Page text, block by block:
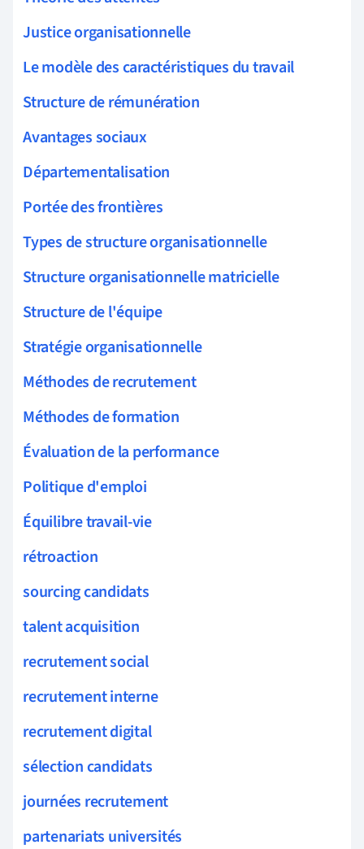
Justice organisationnelle
Le modèle des caractéristiques du travail
Structure de rémunération
Avantages sociaux
Départementalisation
Portée des frontières
Types de structure organisationnelle
Structure organisationnelle matricielle
Structure de l'équipe
Stratégie organisationnelle
Méthodes de recrutement
Méthodes de formation
Évaluation de la performance
Politique d'emploi
Équilibre travail-vie
rétroaction
sourcing candidats
talent acquisition
recrutement social
recrutement interne
recrutement digital
sélection candidats
journées recrutement
partenariats universités